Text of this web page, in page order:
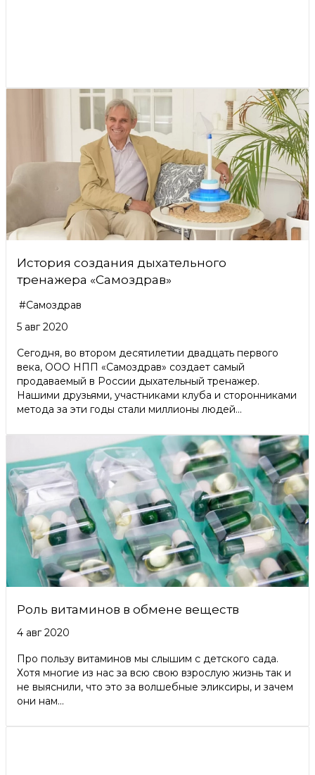
История создания дыхательного
тренажера «Самоздрав»
#Самоздрав
5 авг 2020
Сегодня, во втором десятилетии двадцать первого
века, ООО НПП «Самоздрав» создает самый
продаваемый в России дыхательный тренажер.
Нашими друзьями, участниками клуба и сторонниками
метода за эти годы стали миллионы людей...
Роль витаминов в обмене веществ
4 авг 2020
Про пользу витаминов мы слышим с детского сада.
Хотя многие из нас за всю свою взрослую жизнь так и
не выяснили, что это за волшебные эликсиры, и зачем
они нам...